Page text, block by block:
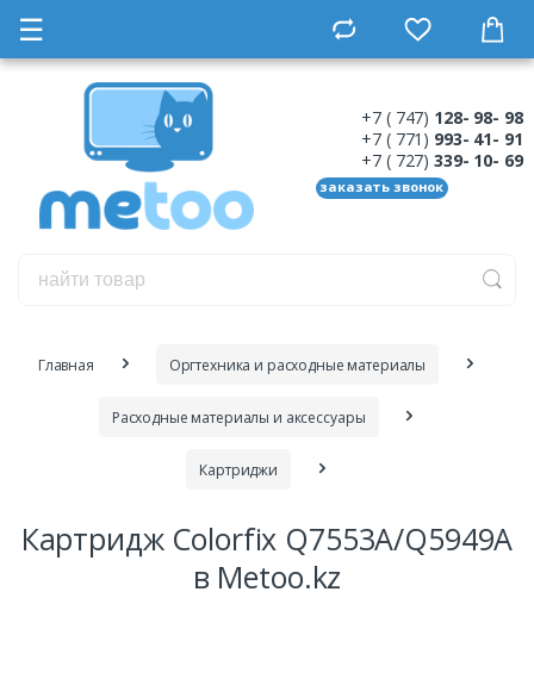
☰
+7 ( 747) 128- 98- 98
+7 ( 771) 993- 41- 91
+7 ( 727) 339- 10- 69
заказать звонок
Главная Оргтехника и расходные материалы
Расходные материалы и аксессуары
Картриджи
Картридж Colorfix Q7553A/Q5949A
в Metoo.kz